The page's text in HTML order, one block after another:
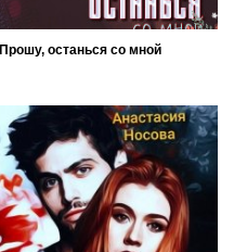
Прошу, останься со мной